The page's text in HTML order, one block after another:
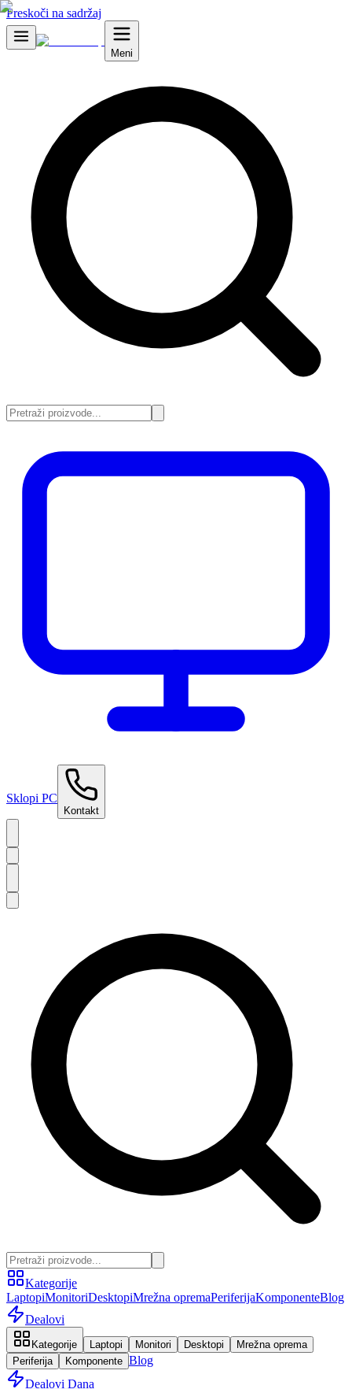
Preskoči na sadržaj
Meni
Sklopi PC
Kontakt
Kategorije
LaptopiMonitoriDesktopiMrežna opremaPeriferijaKomponenteBlog
Dealovi
Kategorije Laptopi Monitori Desktopi
Mrežna oprema
Periferija
Komponente Blog
Dealovi Dana